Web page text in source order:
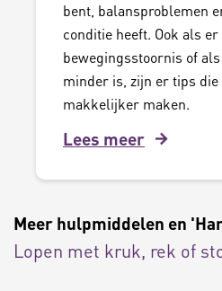
bent, balansproblemen
conditie heeft. Ook als
bewegingsstoornis of
minder is, zijn er tips die
makkelijker maken.
Lees meer
Meer hulpmiddelen en
Lopen met kruk, rek of